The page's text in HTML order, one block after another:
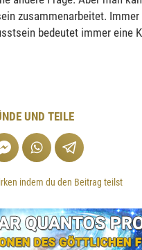
zusammenarbeitet. Immer
bedeutet immer eine
UND TEILE
indem du den Beitrag teilst